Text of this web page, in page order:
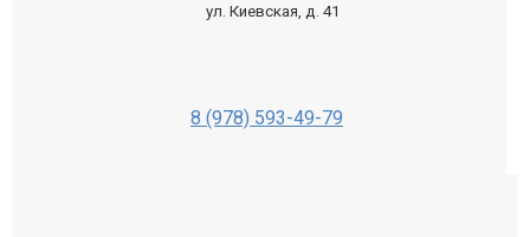
ул. Киевская, д. 41
8 (978) 593-49-79